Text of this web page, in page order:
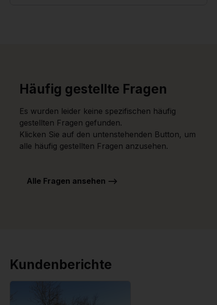
Häufig gestellte Fragen
Es wurden leider keine spezifischen häufig
gestellten Fragen gefunden.
Klicken Sie auf den untenstehenden Button, um
alle häufig gestellten Fragen anzusehen.
Alle Fragen ansehen -->
Kundenberichte